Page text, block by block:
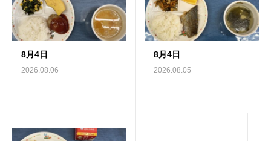
8月4日
2026.08.06
8月4日
2026.08.05